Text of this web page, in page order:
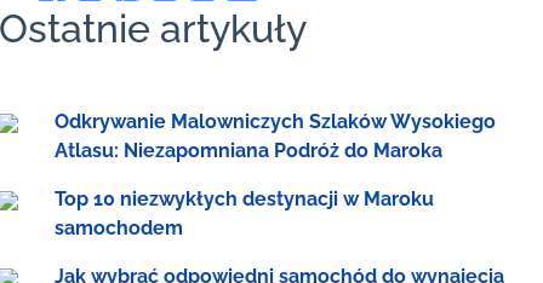
Ostatnie artykuły
Odkrywanie Malowniczych Szlaków Wysokiego
Atlasu: Niezapomniana Podróż do Maroka
Top 10 niezwykłych destynacji w Maroku
samochodem
Jak wybrać odpowiedni samochód do wynajęcia